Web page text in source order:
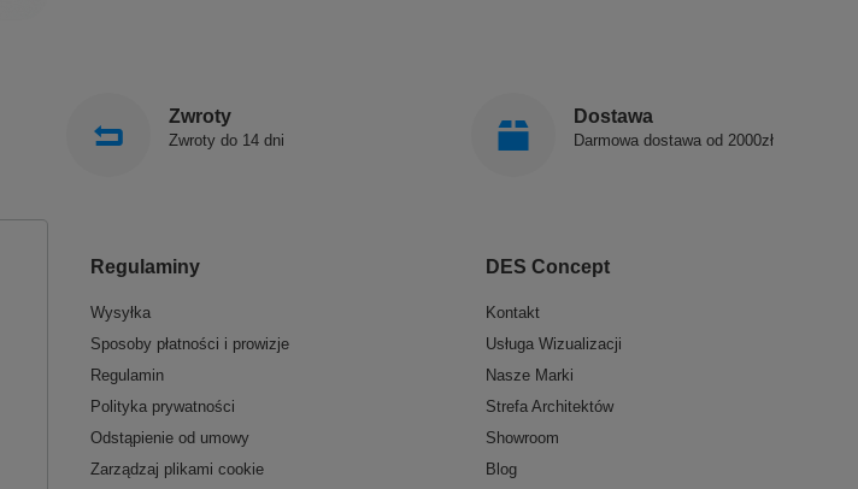
Zwroty
Zwroty do 14 dni
Dostawa
Darmowa dostawa od 2000zł
Regulaminy
Wysyłka
Sposoby płatności i prowizje
Regulamin
Polityka prywatności
Odstąpienie od umowy
Zarządzaj plikami cookie
DES Concept
Kontakt
Usługa Wizualizacji
Nasze Marki
Strefa Architektów
Showroom
Blog